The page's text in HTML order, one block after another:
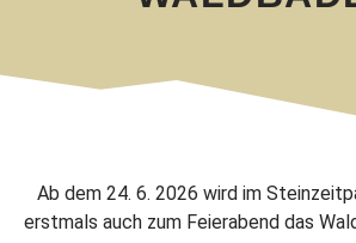
Ab dem 24. 6. 2026 wird im
erstmals auch zum Feierabend das